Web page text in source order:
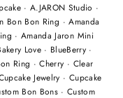
· A.JARON Studio ·
Bon Bon Ring ·Amanda
·Amanda Jaron Mini
Love · BlueBerry ·
Ring ·Cherry · Clear
Jewelry · Cupcake
Bon Bons ·Custom